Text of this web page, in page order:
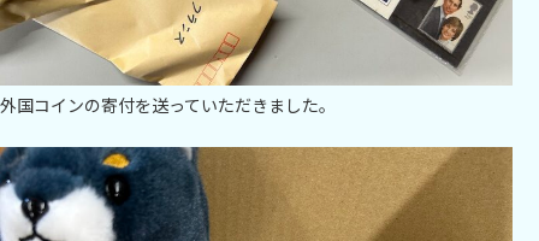
外国コインの寄付を送っていただきました。